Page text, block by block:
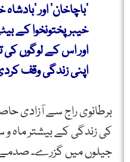
’باچاخان‘ اور
خیبر پختونخوا کے
اور اس کے لوگوں کی
اپنی زندگی وقف
برطانوی راج سے آزادی
کی زندگی کے بیشتر ماہ
جیلوں میں گزرے۔